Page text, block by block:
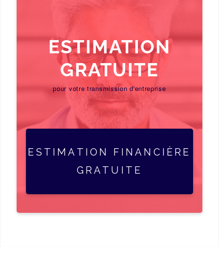
ESTIMATION
GRATUITE
pour votre transmission d'entreprise
ESTIMATION FINANCIÈRE
GRATUITE